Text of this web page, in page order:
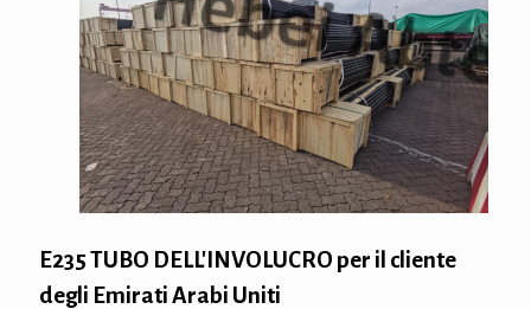
E235 TUBO DELL'INVOLUCRO per il cliente
degli Emirati Arabi Uniti